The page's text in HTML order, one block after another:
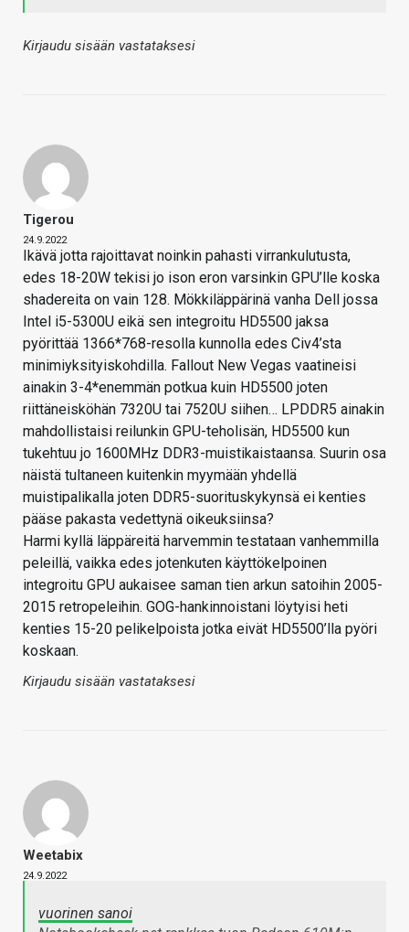
Kirjaudu sisään vastataksesi
Tigerou
24.9.2022
Ikävä jotta rajoittavat noinkin pahasti virrankulutusta,
edes 18-20W tekisi jo ison eron varsinkin GPU’lle koska
shadereita on vain 128. Mökkiläppärinä vanha Dell jossa
Intel i5-5300U eikä sen integroitu HD5500 jaksa
pyörittää 1366*768-resolla kunnolla edes Civ4’sta
minimiyksityiskohdilla. Fallout New Vegas vaatineisi
ainakin 3-4*enemmän potkua kuin HD5500 joten
riittäneisköhän 7320U tai 7520U siihen… LPDDR5 ainakin
mahdollistaisi reilunkin GPU-teholisän, HD5500 kun
tukehtuu jo 1600MHz DDR3-muistikaistaansa. Suurin osa
näistä tultaneen kuitenkin myymään yhdellä
muistipalikalla joten DDR5-suorituskykynsä ei kenties
pääse pakasta vedettynä oikeuksiinsa?
Harmi kyllä läppäreitä harvemmin testataan vanhemmilla
peleillä, vaikka edes jotenkuten käyttökelpoinen
integroitu GPU aukaisee saman tien arkun satoihin 2005-
2015 retropeleihin. GOG-hankinnoistani löytyisi heti
kenties 15-20 pelikelpoista jotka eivät HD5500’lla pyöri
koskaan.
Kirjaudu sisään vastataksesi
Weetabix
24.9.2022
vuorinen sanoi